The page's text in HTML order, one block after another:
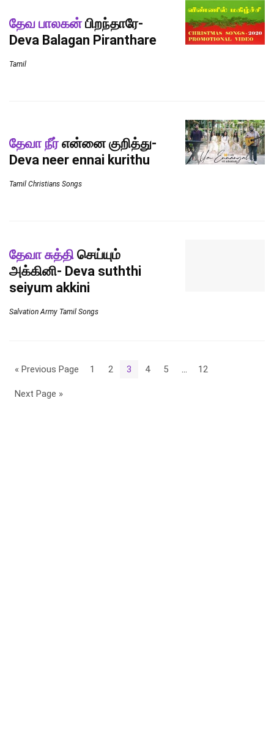
தேவ பாலகன்பிறந்தாரே-
Deva Balagan Piranthare
Tamil
தேவா நீர்என்னை குறித்து-
Deva neer ennai kurithu
Tamil Christians Songs
தேவா சுத்தி செய்யும்
அக்கினி- Deva suththi
seiyum akkini
Salvation Army Tamil Songs
« Previous Page 1 2 3 4 5 12
Next Page »